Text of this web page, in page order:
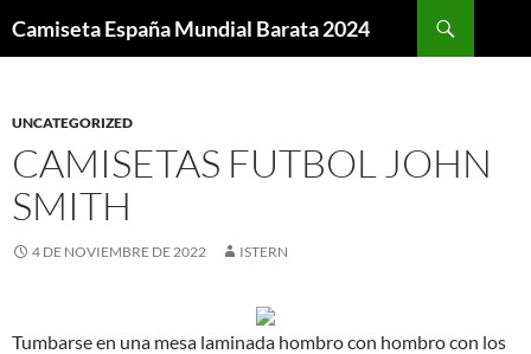
Camiseta España Mundial Barata 2024
UNCATEGORIZED
CAMISETAS FUTBOL JOHN
SMITH
4 DE NOVIEMBRE DE 2022 ISTERN
Tumbarse en una mesa laminada hombro con hombro con los